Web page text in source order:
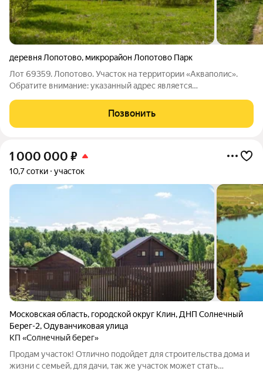
деревня Лопотово, микрорайон Лопотово Парк
Лот 69359. Лопотово. Участок на территории «Акваполис».
Обратите внимание: указанный адрес является
«Акваполис» (уточняйте точные координаты при звонке).
Земельный участок правильной формы площадью 6
Позвонить
1 000 000 ₽
10,7 сотки участок
Московская область, городской округ Клин, ДНП Солнечный
Берег-2,Одуванчиковая улица
КП «Солнечный берег»
Продам участок! Отлично подойдет для строительства дома и
жизни с семьей, для дачи, так же участок может стать